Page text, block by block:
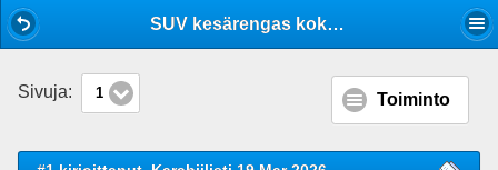
SUV kesärengas kokemuksia?
Sivuja: 1 Toiminto